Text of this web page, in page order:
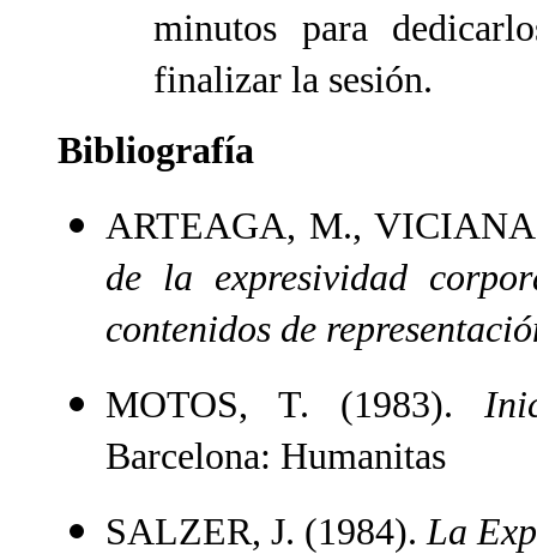
minutos para
finalizar la sesión.
Bibliografía
ARTEAGA, M.,
de la expresividad
contenidos de
MOTOS, T. (1983).
Barcelona: Humanitas
SALZER, J. (1984).La